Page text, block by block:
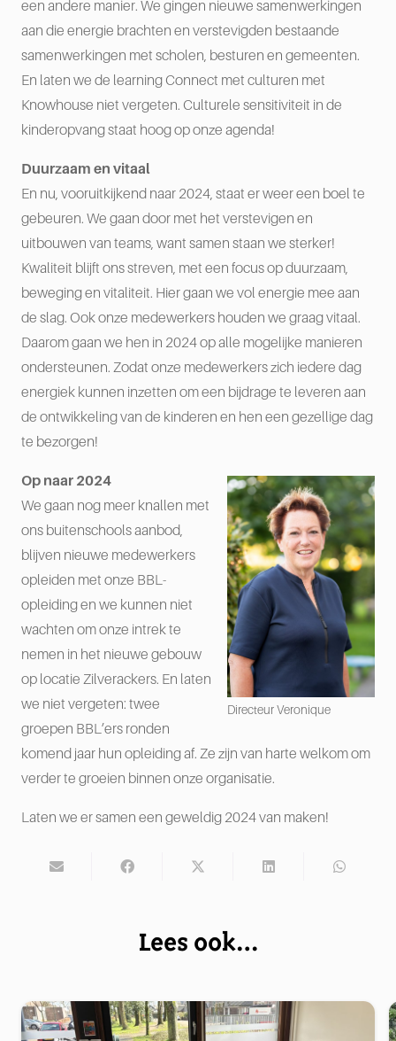
een andere manier. We gingen nieuwe samenwerkingen
aan die energie brachten en verstevigden bestaande
samenwerkingen met scholen, besturen en gemeenten.
En laten we de learning Connect met culturen met
Knowhouse niet vergeten. Culturele sensitiviteit in de
kinderopvang staat hoog op onze agenda!
Duurzaam en vitaal
En nu, vooruitkijkend naar 2024, staat er weer een boel te
gebeuren. We gaan door met het verstevigen en
uitbouwen van teams, want samen staan we sterker!
Kwaliteit blijft ons streven, met een focus op duurzaam,
beweging en vitaliteit. Hier gaan we vol energie mee aan
de slag. Ook onze medewerkers houden we graag vitaal.
Daarom gaan we hen in 2024 op alle mogelijke manieren
ondersteunen. Zodat onze medewerkers zich iedere dag
energiek kunnen inzetten om een bijdrage te leveren aan
de ontwikkeling van de kinderen en hen een gezellige dag
te bezorgen!
Directeur Veronique
Op naar 2024
We gaan nog meer knallen met
ons buitenschools aanbod,
blijven nieuwe medewerkers
opleiden met onze BBL-
opleiding en we kunnen niet
wachten om onze intrek te
nemen in het nieuwe gebouw
op locatie Zilverackers. En laten
we niet vergeten: twee
groepen BBL’ers ronden
komend jaar hun opleiding af. Ze zijn van harte welkom om
verder te groeien binnen onze organisatie.
Laten we er samen een geweldig 2024 van maken!
Lees ook…